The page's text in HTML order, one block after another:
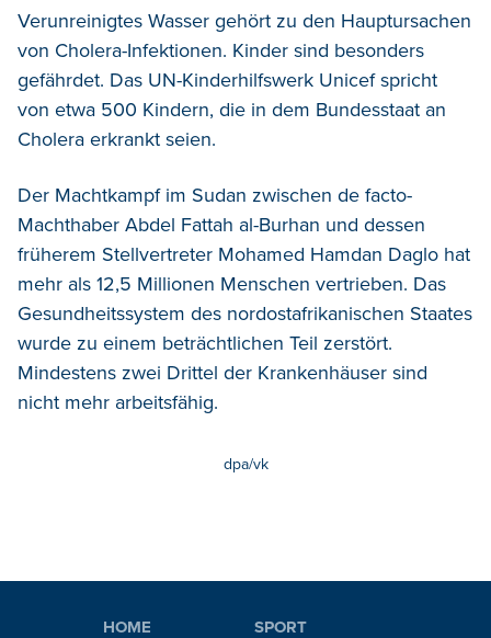
Verunreinigtes Wasser gehört zu den Hauptursachen
von Cholera-Infektionen. Kinder sind besonders
gefährdet. Das UN-Kinderhilfswerk Unicef spricht
von etwa 500 Kindern, die in dem Bundesstaat an
Cholera erkrankt seien.
Der Machtkampf im Sudan zwischen de facto-
Machthaber Abdel Fattah al-Burhan und dessen
früherem Stellvertreter Mohamed Hamdan Daglo hat
mehr als 12,5 Millionen Menschen vertrieben. Das
Gesundheitssystem des nordostafrikanischen Staates
wurde zu einem beträchtlichen Teil zerstört.
Mindestens zwei Drittel der Krankenhäuser sind
nicht mehr arbeitsfähig.
dpa/vk
HOME
SPORT